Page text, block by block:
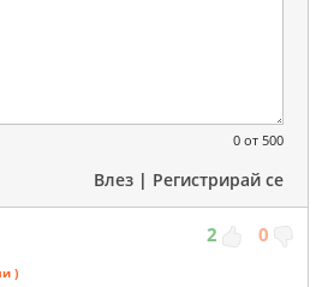
0 от 500
Влез | Регистрирай се
2 0
)